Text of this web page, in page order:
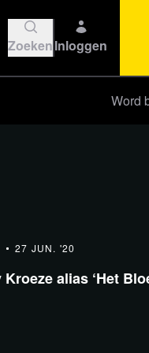
ZoekenInloggen
Word
27 JUN. '20
alias ‘Het